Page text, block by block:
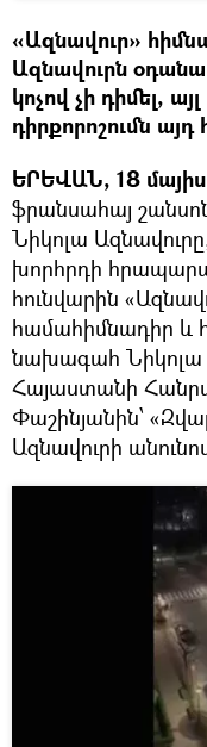
«Ազնավուր»
Ազնավուրն
կոչով չի դիմել,
դիրքորոշումն
ԵՐԵՎԱՆ, 18
ֆրանսահայ
Նիկոլա
խորհրդի
հունվարին
համահիմնադիր և
նախագահ Նիկոլա
Հայաստանի
Փաշինյանին՝
Ազնավուրի